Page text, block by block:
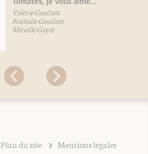
Valérie Gaudant
Nathalie Gaudant
Mireille Gayet
Plan du site
Mentions légales